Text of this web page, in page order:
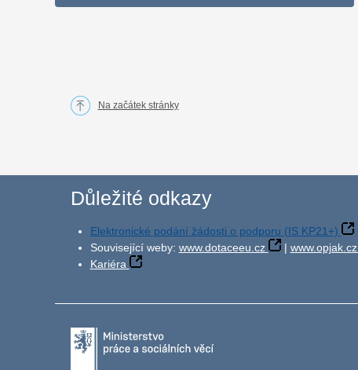
Na začátek stránky
Důležité odkazy
Elektronické podání žádosti o podporu (IS KP21+)
Související weby: www.dotaceeu.cz | www.opjak.cz
Kariéra